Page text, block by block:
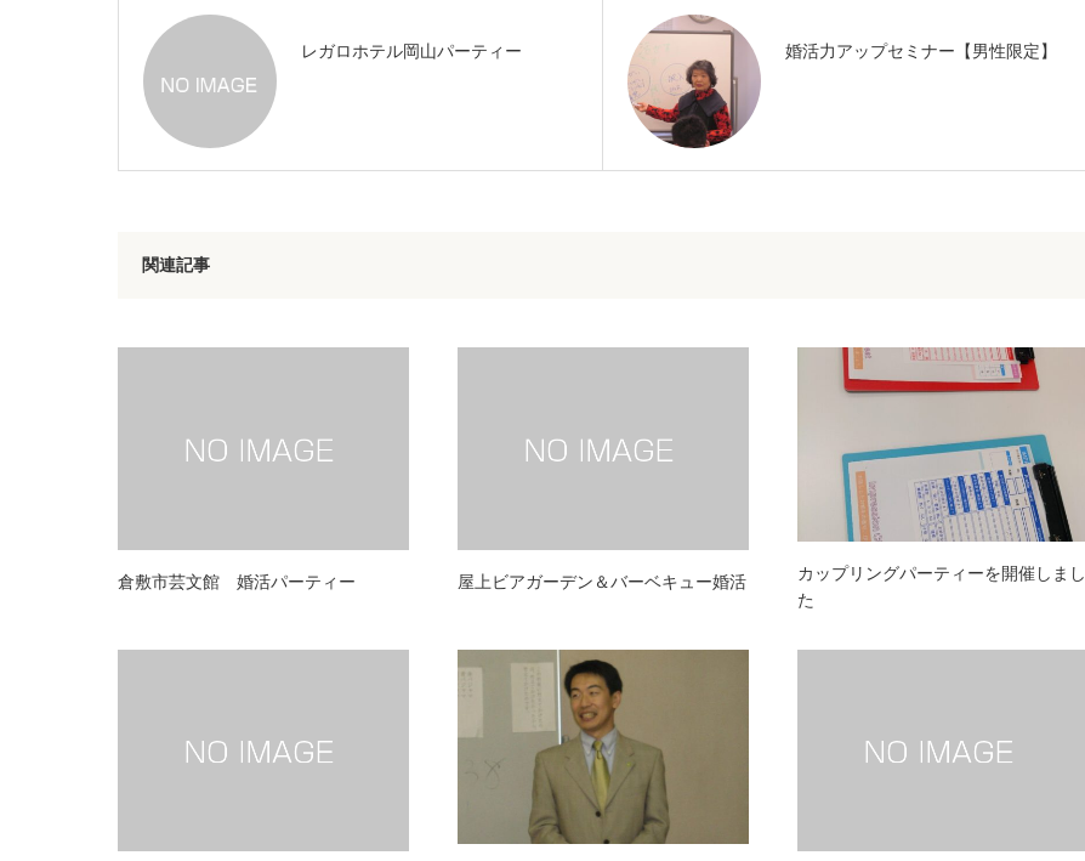
レガロホテル岡山パーティー 婚活力アップセミナー【男性限定】
関連記事
倉敷市芸文館 婚活パーティー 屋上ビアガーデン＆バーベキュー婚活
カップリングパーティーを開催しまし
た